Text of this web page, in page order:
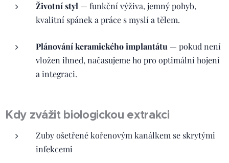
Životní styl — funkční výživa, jemný pohyb,
kvalitní spánek a práce s myslí a tělem.
Plánování keramického implantátu — pokud není
vložen ihned, načasujeme ho pro optimální hojení
a integraci.
Kdy zvážit biologickou extrakci
Zuby ošetřené kořenovým kanálkem se skrytými
infekcemi